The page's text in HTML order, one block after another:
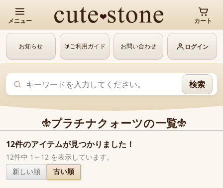
メニュー カート
お知らせ 🔰ご利用ガイド お問い合わせ ログイン
検索
プラチナクォーツの一覧
12件のアイテムが見つかりました！
12件中 1～12 を表示しています。
新しい順
古い順